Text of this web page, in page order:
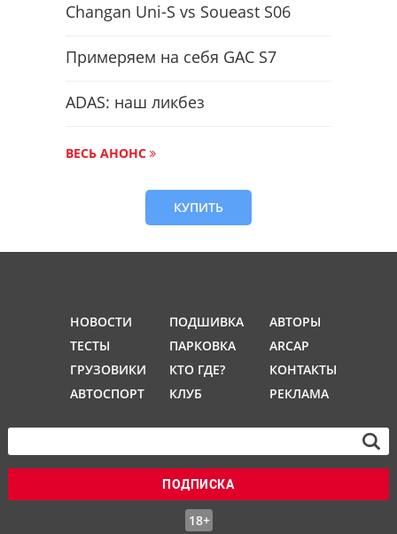
Changan Uni-S vs Soueast S06
Примеряем на себя GAC S7
ADAS: наш ликбез
ВЕСЬ АНОНС
КУПИТЬ
НОВОСТИ
ТЕСТЫ
ГРУЗОВИКИ
АВТОСПОРТ
ПОДШИВКА
ПАРКОВКА
КТО ГДЕ?
КЛУБ
АВТОРЫ
ARCAP
КОНТАКТЫ
РЕКЛАМА
ПОДПИСКА
18+